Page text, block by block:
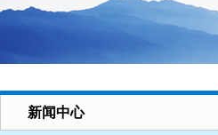
新闻中心